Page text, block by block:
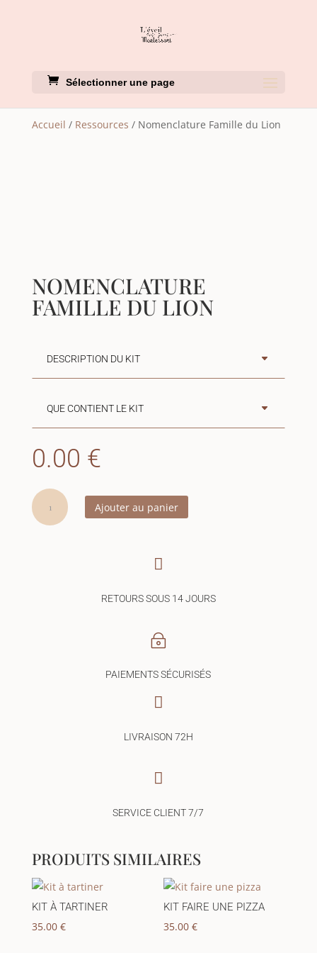
Sélectionner une page
Accueil / Ressources / Nomenclature Famille du Lion
NOMENCLATURE
FAMILLE DU LION
DESCRIPTION DU KIT
QUE CONTIENT LE KIT
0.00 €
quantité
de
Nomenclature
Ajouter au panier

RETOURS SOUS 14 JOURS
~
PAIEMENTS SÉCURISÉS

LIVRAISON 72H

SERVICE CLIENT 7/7
PRODUITS SIMILAIRES
KIT À TARTINER
35.00 €
KIT FAIRE UNE PIZZA
35.00€